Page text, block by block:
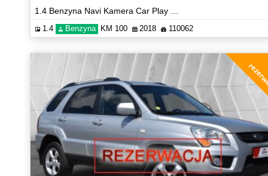
1.4 Benzyna KM 100 2018 110062